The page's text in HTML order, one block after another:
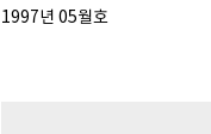
1997년 05월호